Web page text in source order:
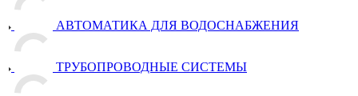
АВТОМАТИКА ДЛЯ ВОДОСНАБЖЕНИЯ
ТРУБОПРОВОДНЫЕ СИСТЕМЫ